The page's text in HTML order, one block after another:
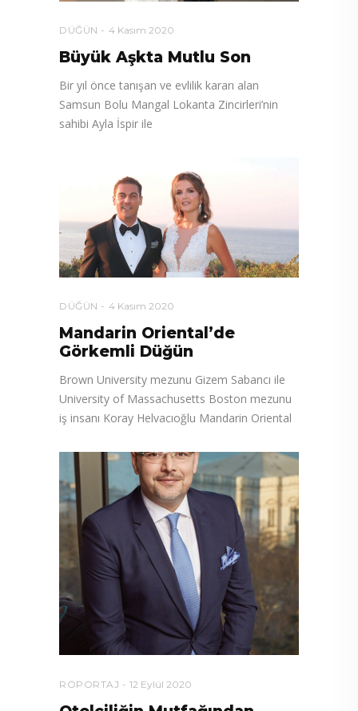
DÜĞÜN 4 Kasım 2020
Büyük Aşkta Mutlu Son
Bir yıl önce tanışan ve evlilik kararı alan
Samsun Bolu Mangal Lokanta Zincirleri’nin
sahibi Ayla İspir ile
DÜĞÜN 4 Kasım 2020
Mandarin Oriental’de
Görkemli Düğün
Brown University mezunu Gizem Sabancı ile
University of Massachusetts Boston mezunu
iş insanı Koray Helvacıoğlu Mandarin Oriental
RÖPORTAJ 12 Eylül 2020